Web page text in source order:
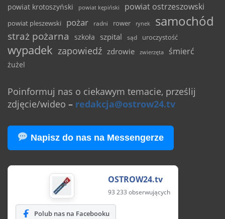
powiat krotoszyński powiat kępiński powiat ostrzeszowski
powiat pleszewski pożar radni rower rynek samochód
straż pożarna szkoła szpital sąd uroczystość
wypadek zapowiedź zdrowie zwierzęta śmierć
żużel
Poinformuj nas o ciekawym temacie, prześlij
zdjęcie/wideo – redakcja@ostrow24.tv
Napisz do nas na Messengerze
OSTROW24.tv
93 233 obserwujących
Polub nas na Facebooku